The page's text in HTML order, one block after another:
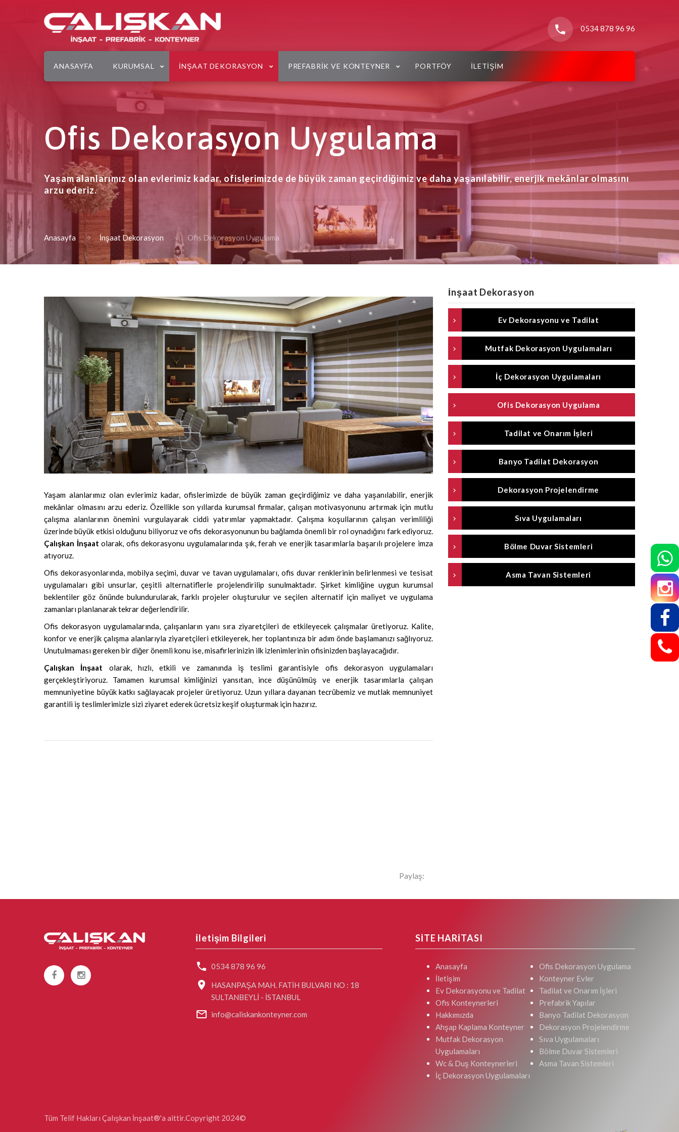
0534 878 96 96
ANASAYFA KURUMSAL İNŞAAT DEKORASYON PREFABRIK VE KONTEYNER PORTFÖY İLETİŞİM
Ofis Dekorasyon Uygulama
Yaşam alanlarımız olan evlerimiz kadar, ofislerimizde de büyük zaman geçirdiğimiz ve daha yaşanılabilir, enerjik mekânlar olmasını
arzu ederiz.
Anasayfa İnşaat Dekorasyon Ofis Dekorasyon Uygulama
Yaşam alanlarımız olan evlerimiz kadar, ofislerimizde de büyük zaman geçirdiğimiz ve daha yaşanılabilir, enerjik
mekânlar olmasını arzu ederiz. Özellikle son yıllarda kurumsal firmalar, çalışan motivasyonunu artırmak için mutlu
çalışma alanlarının önemini vurgulayarak ciddi yatırımlar yapmaktadır. Çalışma koşullarının çalışan verimliliği
üzerinde büyük etkisi olduğunu biliyoruz ve ofis dekorasyonunun bu bağlamda önemli bir rol oynadığını fark ediyoruz.
Çalışkan İnşaat olarak, ofis dekorasyonu uygulamalarında şık, ferah ve enerjik tasarımlarla başarılı projelere imza
atıyoruz.
Ofis dekorasyonlarında, mobilya seçimi, duvar ve tavan uygulamaları, ofis duvar renklerinin belirlenmesi ve tesisat
uygulamaları gibi unsurlar, çeşitli alternatiflerle projelendirilip sunulmaktadır. Şirket kimliğine uygun kurumsal
beklentiler göz önünde bulundurularak, farklı projeler oluşturulur ve seçilen alternatif için maliyet ve uygulama
zamanları planlanarak tekrar değerlendirilir.
Ofis dekorasyon uygulamalarında, çalışanların yanı sıra ziyaretçileri de etkileyecek çalışmalar üretiyoruz. Kalite,
konfor ve enerjik çalışma alanlarıyla ziyaretçileri etkileyerek, her toplantınıza bir adım önde başlamanızı sağlıyoruz.
Unutulmaması gereken bir diğer önemli konu ise, misafirlerinizin ilk izlenimlerinin ofisinizden başlayacağıdır.
Çalışkan İnşaat olarak, hızlı, etkili ve zamanında iş teslimi garantisiyle ofis dekorasyon uygulamaları
gerçekleştiriyoruz. Tamamen kurumsal kimliğinizi yansıtan, ince düşünülmüş ve enerjik tasarımlarla çalışan
memnuniyetine büyük katkı sağlayacak projeler üretiyoruz. Uzun yıllara dayanan tecrübemiz ve mutlak memnuniyet
garantili iş teslimlerimizle sizi ziyaret ederek ücretsiz keşif oluşturmak için hazırız.
Paylaş:
İnşaat Dekorasyon
Ev Dekorasyonu ve Tadilat
Mutfak Dekorasyon Uygulamaları
İç Dekorasyon Uygulamaları
Ofis Dekorasyon Uygulama
Tadilat ve Onarım İşleri
Banyo Tadilat Dekorasyon
Dekorasyon Projelendirme
Sıva Uygulamaları
Bölme Duvar Sistemleri
Asma Tavan Sistemleri
SİTE HARİTASI
Anasayfa
İletişim
Ev Dekorasyonu ve Tadilat
Ofis Konteynerleri
Hakkımızda
Ahşap Kaplama Konteyner
Mutfak Dekorasyon
Uygulamaları
Wc & Duş Konteynerleri
İç Dekorasyon Uygulamaları
Ofis Dekorasyon Uygulama
Konteyner Evler
Tadilat ve Onarım İşleri
Prefabrik Yapılar
Banyo Tadilat Dekorasyon
Dekorasyon Projelendirme
Sıva Uygulamaları
Bölme Duvar Sistemleri
Asma Tavan Sistemleri
İletişim Bilgileri
0534 878 96 96
HASANPAŞA MAH. FATİH BULVARI NO : 18
SULTANBEYLİ - İSTANBUL
info@caliskankonteyner.com
Tüm Telif Hakları Çalışkan İnşaat®'a aittir.Copyright 2024©